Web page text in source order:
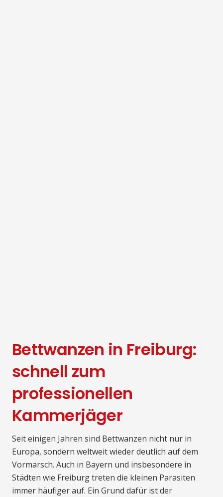
Bettwanzen in Freiburg:
schnell zum
professionellen
Kammerjäger
Seit einigen Jahren sind Bettwanzen nicht nur in
Europa, sondern weltweit wieder deutlich auf dem
Vormarsch. Auch in Bayern und insbesondere in
Städten wie Freiburg treten die kleinen Parasiten
immer häufiger auf. Ein Grund dafür ist der